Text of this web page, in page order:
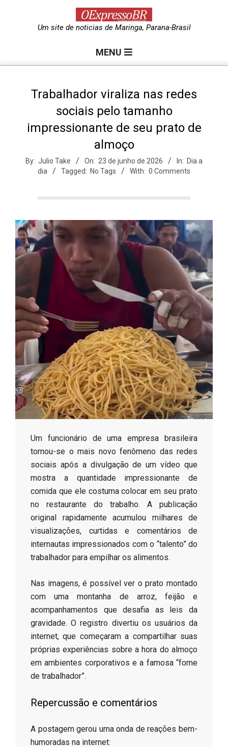
e
s
s
o
B
r
Um site de noticias de Maringa, Parana-Brasil
MENU
Trabalhador viraliza nas redes
sociais pelo tamanho
impressionante de seu prato de
almoço
By: Julio Take On: 23 de junho de 2026 In: Dia a
dia
Tagged: No Tags With: 0 Comments
​Um funcionário de uma empresa brasileira
tornou-se o mais novo fenômeno das redes
sociais após a divulgação de um vídeo que
mostra a quantidade impressionante de
comida que ele costuma colocar em seu prato
no restaurante do trabalho. A publicação
original rapidamente acumulou milhares de
visualizações, curtidas e comentários de
internautas impressionados com o “talento” do
trabalhador para empilhar os alimentos.
​Nas imagens, é possível ver o prato montado
com uma montanha de arroz, feijão e
acompanhamentos que desafia as leis da
gravidade. O registro divertiu os usuários da
internet, que começaram a compartilhar suas
próprias experiências sobre a hora do almoço
em ambientes corporativos e a famosa “fome
de trabalhador”.
​Repercussão e comentários
​A postagem gerou uma onda de reações bem-
humoradas na internet: